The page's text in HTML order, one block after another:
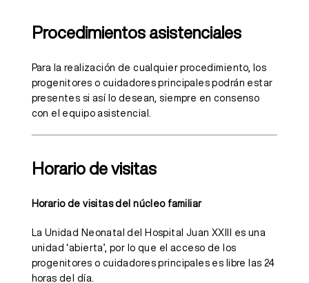
Procedimientos asistenciales
Para la realización de cualquier procedimiento, los
progenitores o cuidadores principales podrán estar
presentes si así lo desean, siempre en consenso
con el equipo asistencial.
Horario de visitas
Horario de visitas del núcleo familiar
La Unidad Neonatal del Hospital Juan XXIII es una
unidad ‘abierta’, por lo que el acceso de los
progenitores o cuidadores principales es libre las 24
horas del día.